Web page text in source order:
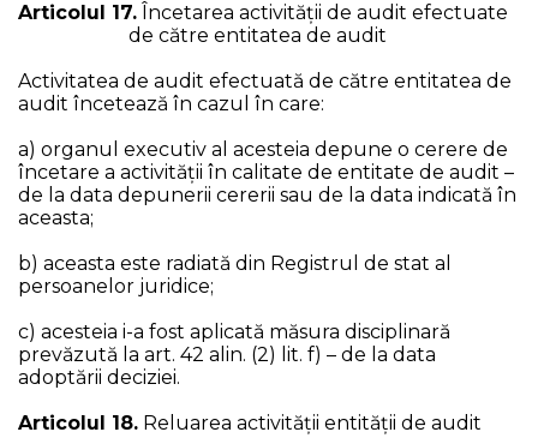
Articolul 17. Încetarea activităţii de audit efectuate
de către entitatea de audit
Activitatea de audit efectuată de către entitatea de
audit încetează în cazul în care:
a) organul executiv al acesteia depune o cerere de
încetare a activității în calitate de entitate de audit –
de la data depunerii cererii sau de la data indicată în
aceasta;
b) aceasta este radiată din Registrul de stat al
persoanelor juridice;
c) acesteia i-a fost aplicată măsura disciplinară
prevăzută la art. 42 alin. (2) lit. f) – de la data
adoptării deciziei.
Articolul 18. Reluarea activității entităţii de audit